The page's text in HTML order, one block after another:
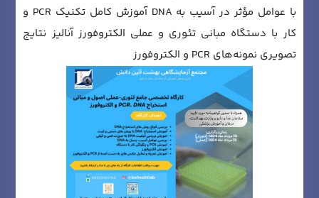
با عوامل مؤثر در آسیب به DNA آموزش کامل تکنیک PCR و
کار با دستگاه مبانی تئوری و عملی الکتروفورز آنالیز نتایج
تصویری نمونه‌های PCR و الکتروفورز